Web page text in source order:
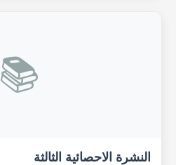
📚
النشرة الاحصائية الثالثة